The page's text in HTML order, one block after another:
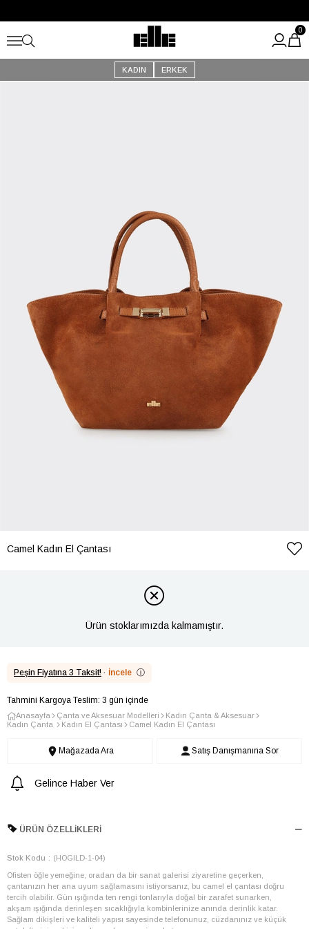
Kargo Ücretsiz!
KADIN ERKEK
0
Camel Kadın El Çantası
Ürün stoklarımızda kalmamıştır.
Peşin Fiyatına 3 Taksit! · İncele ⓘ
Tahmini Kargoya Teslim: 3 gün içinde
Anasayfa Çanta ve Aksesuar Modelleri
Kadın Çanta & Aksesuar
Kadın Çanta
Kadın El Çantası Camel Kadın El Çantası
Mağazada Ara Satış Danışmanına Sor
Gelince Haber Ver
ÜRÜN ÖZELLIKLERI
Stok Kodu (HOGILD-1-04)
Ofisten öğle yemeğine, oradan da bir sanat galerisi ziyaretine geçerken,
çantanızın her ana uyum sağlamasını istiyorsanız, bu camel el çantası doğru
tercih olabilir. Gün ışığında ten rengi tonlarıyla doğal bir zarafet sunarken,
akşam ışığında derinleşen sıcaklığıyla kombinlerinize anında derinlik katar.
Sağlam dikişleri ve kaliteli yapısı sayesinde telefonunuz, cüzdanınız ve küçük